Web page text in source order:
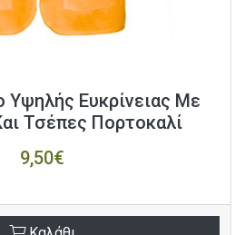
Υψηλής Ευκρίνειας Με
Τσέπες Πορτοκαλί
9,50€